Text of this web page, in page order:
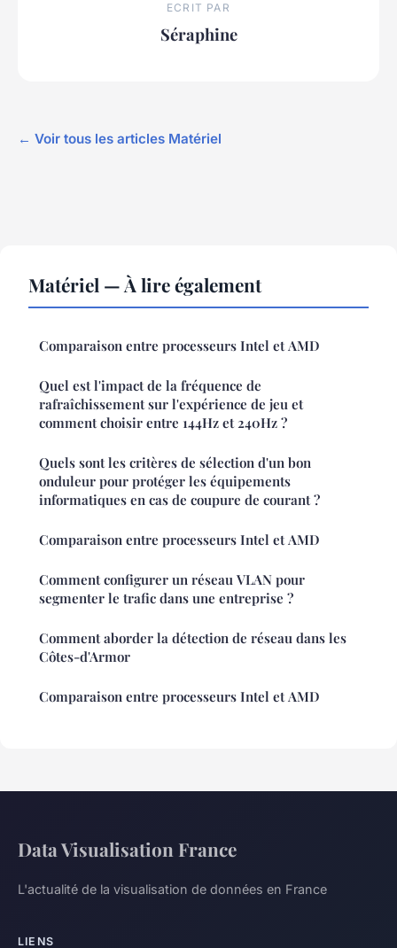
ECRIT PAR
Séraphine
← Voir tous les articles Matériel
Matériel — À lire également
Comparaison entre processeurs Intel et AMD
Quel est l'impact de la fréquence de
rafraîchissement sur l'expérience de jeu et
comment choisir entre 144Hz et 240Hz ?
Quels sont les critères de sélection d'un bon
onduleur pour protéger les équipements
informatiques en cas de coupure de courant ?
Comparaison entre processeurs Intel et AMD
Comment configurer un réseau VLAN pour
segmenter le trafic dans une entreprise ?
Comment aborder la détection de réseau dans les
Côtes-d'Armor
Comparaison entre processeurs Intel et AMD
Data Visualisation France
L'actualité de la visualisation de données en France
LIENS